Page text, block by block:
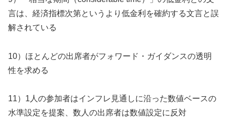
言は、経済指標次第というより低金利を確約する文言と誤
解されている
10）ほとんどの出席者がフォワード・ガイダンスの透明
性を求める
11）1人の参加者はインフレ見通しに沿った数値ベースの
水準設定を提案、数人の出席者は数値設定に反対